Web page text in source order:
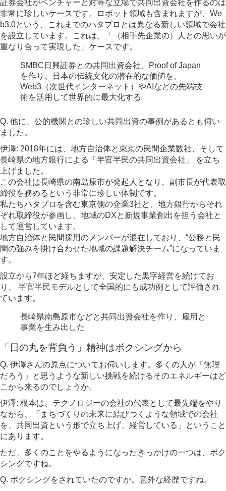
証券会社がベンチャーと対等な立場で共同出資会社を作るのは
非常に珍しいケースです。ロボット領域も含まれますが、We
b3.0という、これまでのハタプロとは異なる新しい領域で会社
を設立しています。これは、「（相手先企業の）人との思いが
重なり合って実現した」ケースです。
SMBC日興証券との共同出資会社、Proof of Japan
を作り、日本の伝統文化の潜在的な価値を、
Web3（次世代インターネット）やAIなどの先端技
術を活用して世界的に最大化する
Q. 他に、公的機関との珍しい共同出資の事例があるとも伺い
ました。
伊澤: 2018年には、地方自治体と東京の民間企業数社、そして
長崎県の地方銀行による「半官半民の共同出資会社」 を立ち
上げました。
この会社は長崎県の南島原市が発起人となり、副市長が代表取
締役を務めるという非常に珍しい体制です。
私たちハタプロを含む東京側の企業3社と、地方銀行からそれ
ぞれ取締役が参画し、地域のDXと新規事業創出を担う会社と
して運営しています。
地方自治体と民間採用のメンバーが混在しており、“公務と民
間の強みを掛け合わせた地域の課題解決チーム”になっていま
す。
設立から7年ほど経ちますが、安定した黒字経営を続けてお
り、 半官半民モデルとして全国的にも成功例として評価され
ています。
長崎県南島原市などと共同出資会社を作り、雇用と
事業を生み出した
「日の丸を背負う」精神はボクシングから
Q. 伊澤さんの原点についてお伺いします。多くの人が「無理
だろう」と思うような新しい挑戦を続けるそのエネルギーはど
こから来るのでしょうか。
伊澤: 根本は、テクノロジーの会社の代表として最先端をやり
ながら、「まちづくりの未来に結びつくような領域での会社
を、共同出資という形で立ち上げ、経営している」ということ
にあります。
ただ、多くのことをやるようになったきっかけの一つは、ボク
シングですね。
Q. ボクシングをされていたのですか。意外な経歴ですね。